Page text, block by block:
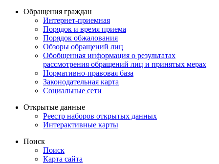
Обращения граждан
Интернет-приемная
Порядок и время приема
Порядок обжалования
Обзоры обращений лиц
Обобщенная информация о результатах
рассмотрения обращений лиц и принятых мерах
Нормативно-правовая база
Законодательная карта
Социальные сети
Открытые данные
Реестр наборов открытых данных
Интерактивные карты
Поиск
Поиск
Карта сайта